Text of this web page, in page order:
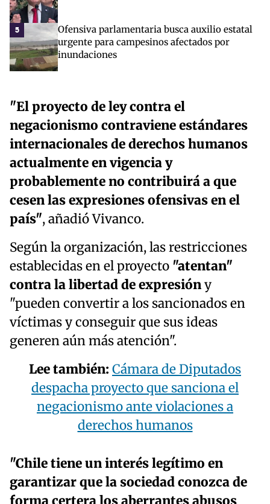
5
Ofensiva parlamentaria busca auxilio estatal
urgente para campesinos afectados por
inundaciones
"El proyecto de ley contra el
negacionismo contraviene estándares
internacionales de derechos humanos
actualmente en vigencia y
probablemente no contribuirá a que
cesen las expresiones ofensivas en el
país", añadió Vivanco.
Según la organización, las restricciones
establecidas en el proyecto "atentan"
contra la libertad de expresióny
"pueden convertir a los sancionados en
víctimas y conseguir que sus ideas
generen aún más atención".
Lee también: Cámara de Diputados
despacha proyecto que sanciona el
negacionismo ante violaciones a
derechos humanos
"Chile tiene un interés legítimo en
garantizar que la sociedad conozca de